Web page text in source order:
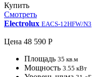
Купить
Смотреть
Electrolux EACS-12HFW/N3
Цена 48 590 Р
Площадь 35 кв.м
Мощность 3.55 кВт